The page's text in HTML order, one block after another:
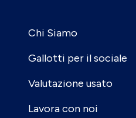
Chi Siamo
Gallotti per il sociale
Valutazione usato
Lavora con noi